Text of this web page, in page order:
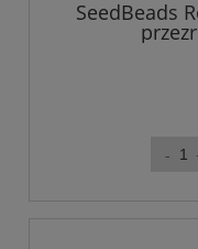
SeedBeads